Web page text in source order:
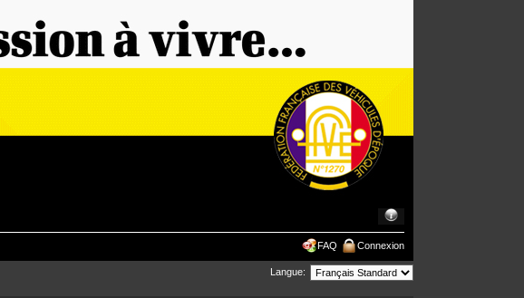
FAQ Connexion
Langue: